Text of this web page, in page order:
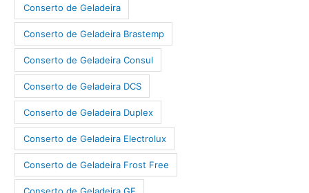
Conserto de Geladeira
Conserto de Geladeira Brastemp
Conserto de Geladeira Consul
Conserto de Geladeira DCS
Conserto de Geladeira Duplex
Conserto de Geladeira Electrolux
Conserto de Geladeira Frost Free
Conserto de Geladeira GE